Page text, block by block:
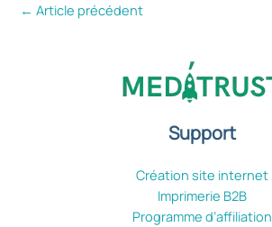
← Article précédent
Support
Création site internet
Imprimerie B2B
Programme d’affiliation